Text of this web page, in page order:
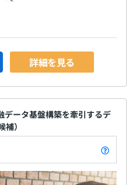
数人で配属をしていく想定で
に仕事をしつつ、実践的な
とができます。
詳細を見る
データ基盤構築を牽引するデ
）